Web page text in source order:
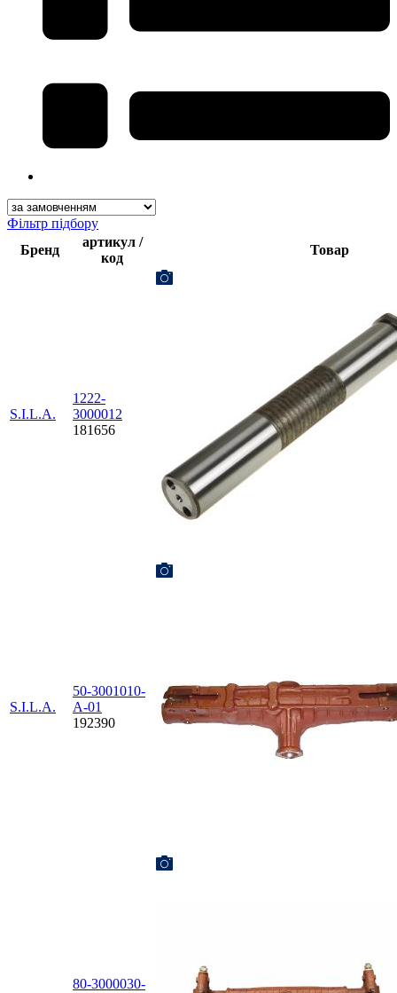
Фільтр підбору
Бренд
артикул /
код
Товар
S.I.L.A.
1222-
3000012
181656
S.I.L.A.
50-3001010-
А-01
192390
80-3000030-